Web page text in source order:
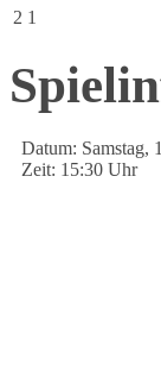
2 1
Datum: Samstag,
Zeit: 15:30 Uhr